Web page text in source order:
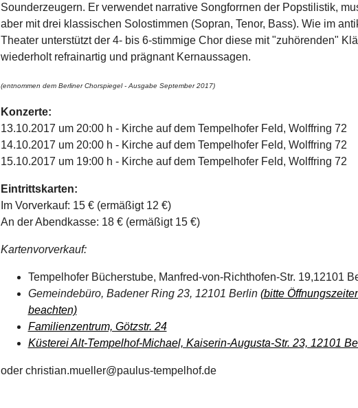
Sounderzeugern. Er verwendet narrative Songforrnen der Popstilistik,
aber mit drei klassischen Solostimmen (Sopran, Tenor, Bass). Wie im
Theater unterstützt der 4- bis 6-stimmige Chor diese mit "zuhörenden"
wiederholt refrainartig und prägnant Kernaussagen.
(entnommen dem Berliner Chorspiegel - Ausgabe September 2017)
Konzerte:
13.10.2017 um 20:00 h - Kirche auf dem Tempelhofer Feld, Wolffring 72
14.10.2017 um 20:00 h - Kirche auf dem Tempelhofer Feld, Wolffring 72
15.10.2017 um 19:00 h - Kirche auf dem Tempelhofer Feld, Wolffring 72
Eintrittskarten:
Im Vorverkauf: 15 € (ermäßigt 12 €)
An der Abendkasse: 18 € (ermäßigt 15 €)
Kartenvorverkauf:
Tempelhofer Bücherstube, Manfred-von-Richthofen-Str. 19,12101
Gemeindebüro, Badener Ring 23, 12101 Berlin (bitte
beachten)
Familienzentrum, Götzstr. 24
Küsterei Alt-Tempelhof-Michael, Kaiserin-Augusta-Str. 23, 12101
oder christian.mueller@paulus-tempelhof.de